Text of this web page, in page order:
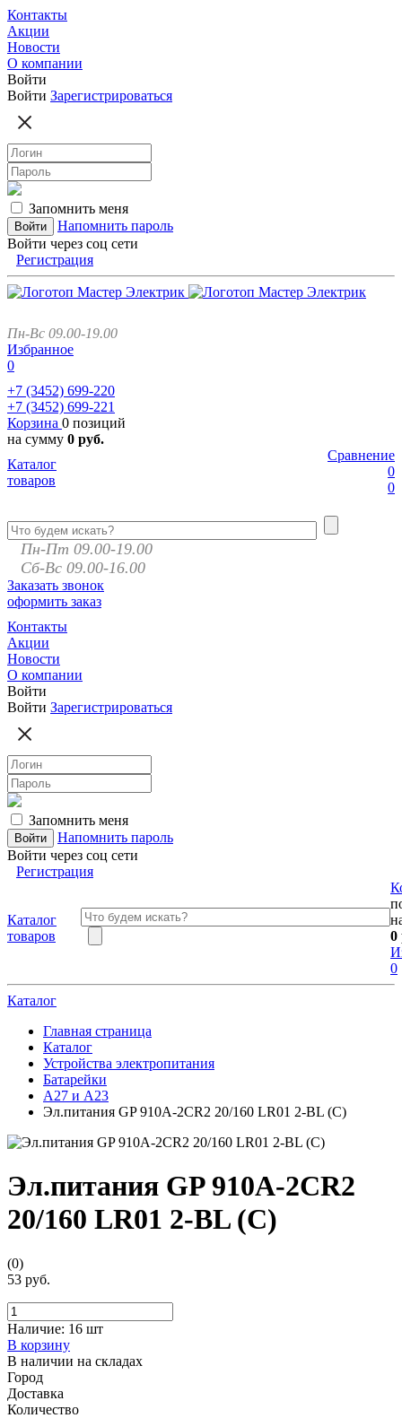
Контакты
Акции
Новости
О компании
Войти
Войти Зарегистрироваться
Запомнить меня
Напомнить пароль
Войти через соц сети
Регистрация
Пн-Вс 09.00-19.00
Избранное
0
+7 (3452) 699-220
+7 (3452) 699-221
Корзина 0 позиций
на сумму 0 руб.
Сравнение
0
0
Каталог
товаров
Пн-Пт 09.00-19.00
Сб-Вс 09.00-16.00
Заказать звонок
оформить заказ
Контакты
Акции
Новости
О компании
Войти
Войти Зарегистрироваться
Запомнить меня
Напомнить пароль
Войти через соц сети
Регистрация
Каталог
товаров
0
0
Каталог
Главная страница
Каталог
Устройства электропитания
Батарейки
А27 и А23
Эл.питания GP 910A-2CR2 20/160 LR01 2-BL (С)
Эл.питания GP 910A-2CR2
20/160 LR01 2-BL (С)
(0)
53 руб.
Наличие: 16 шт
В корзину
В наличии на складах
Город
Доставка
Количество